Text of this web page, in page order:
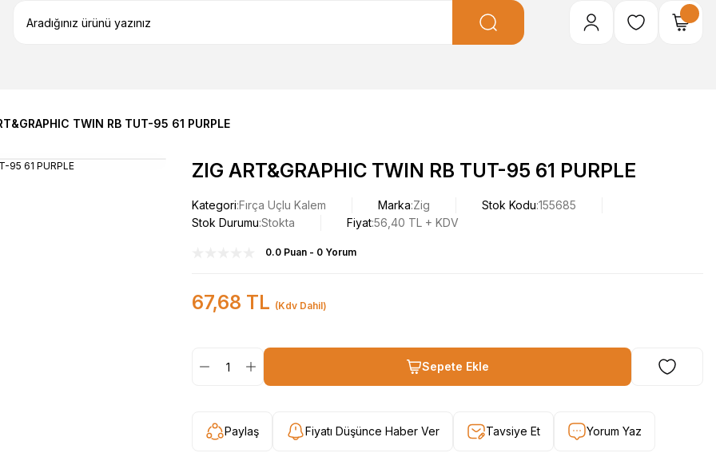
TWIN RB TUT-95 61 PURPLE
ZIG ART&GRAPHIC TWIN RB TUT-95 61 PURPLE
Kategori Fırça Uçlu Kalem Marka Zig Stok Kodu 155685
Stok Durumu Stokta Fiyat56,40 TL + KDV
0.0 Puan - 0 Yorum
67,68 TL (Kdv Dahil)
Sepete Ekle
Paylaş Fiyatı Düşünce Haber Ver Tavsiye Et Yorum Yaz